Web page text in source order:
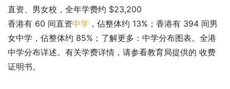
直资、男女校，全年学费约 $23,200
香港有 60 间直资中学 ，佔整体约 13%；香港有 394 间男
女中学，佔整体约 85%；了解更多：中学分布图表。全港
中学分布详述。有关学费详情，请参看教育局提供的 收费
证明书。